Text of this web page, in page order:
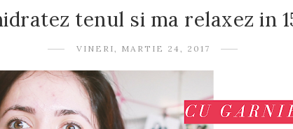
tenul si ma relaxez in
VINERI, MARTIE 24, 2017